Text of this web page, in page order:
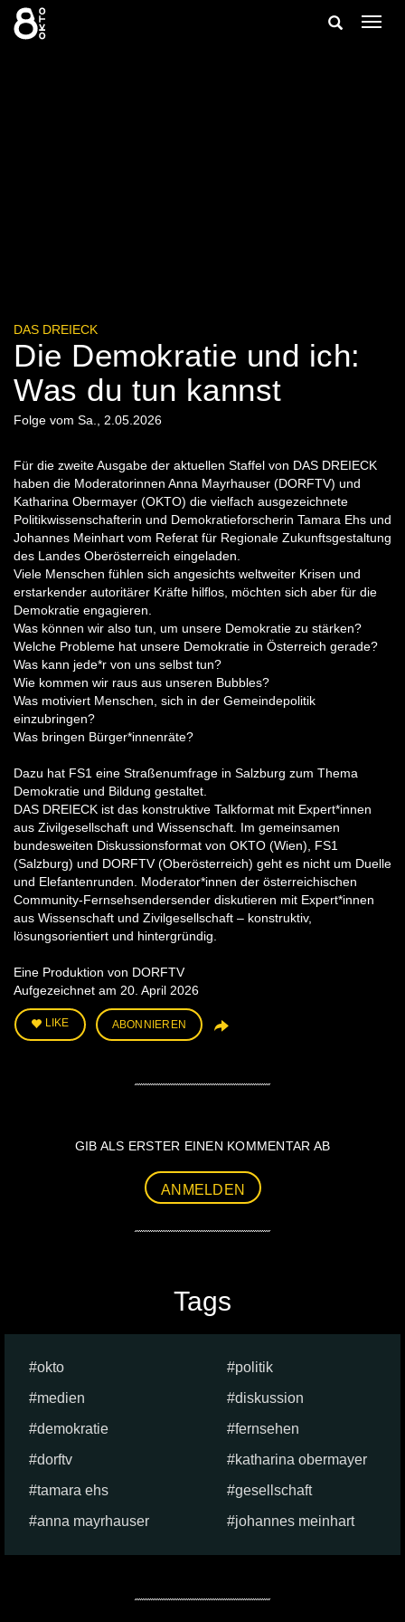
Zum
Inhalt
springen
Suche
DAS DREIECK
Die Demokratie und ich:
Was du tun kannst
Folge vom Sa., 2.05.2026
Für die zweite Ausgabe der aktuellen Staffel von DAS DREIECK
haben die Moderatorinnen Anna Mayrhauser (DORFTV) und
Katharina Obermayer (OKTO) die vielfach ausgezeichnete
Politikwissenschafterin und Demokratieforscherin Tamara Ehs und
Johannes Meinhart vom Referat für Regionale Zukunftsgestaltung
des Landes Oberösterreich eingeladen.
Viele Menschen fühlen sich angesichts weltweiter Krisen und
erstarkender autoritärer Kräfte hilflos, möchten sich aber für die
Demokratie engagieren.
Was können wir also tun, um unsere Demokratie zu stärken?
Welche Probleme hat unsere Demokratie in Österreich gerade?
Was kann jede*r von uns selbst tun?
Wie kommen wir raus aus unseren Bubbles?
Was motiviert Menschen, sich in der Gemeindepolitik
einzubringen?
Was bringen Bürger*innenräte?
Dazu hat FS1 eine Straßenumfrage in Salzburg zum Thema
Demokratie und Bildung gestaltet.
DAS DREIECK ist das konstruktive Talkformat mit Expert*innen
aus Zivilgesellschaft und Wissenschaft. Im gemeinsamen
bundesweiten Diskussionsformat von OKTO (Wien), FS1
(Salzburg) und DORFTV (Oberösterreich) geht es nicht um Duelle
und Elefantenrunden. Moderator*innen der österreichischen
Community-Fernsehsendersender diskutieren mit Expert*innen
aus Wissenschaft und Zivilgesellschaft – konstruktiv,
lösungsorientiert und hintergründig.
Eine Produktion von DORFTV
Aufgezeichnet am 20. April 2026
LIKE ABONNIEREN
GIB ALS ERSTER EINEN KOMMENTAR AB
ANMELDEN
Tags
okto
politik
medien
diskussion
demokratie
fernsehen
dorftv
katharina obermayer
tamara ehs
gesellschaft
anna mayrhauser
johannes meinhart